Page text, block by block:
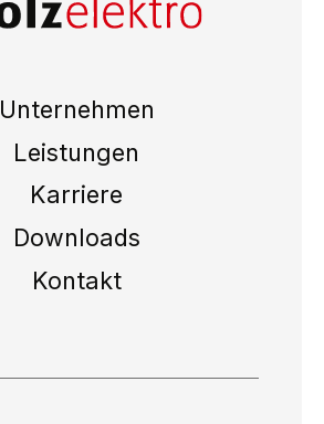
Unternehmen
Leistungen
Karriere
Downloads
Kontakt